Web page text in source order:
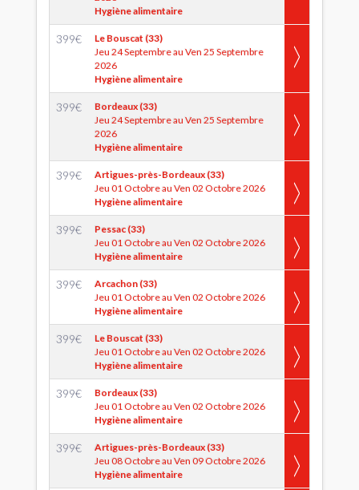
Hygiène alimentaire
399€
Le Bouscat (33)
Jeu 24 Septembre au Ven 25 Septembre
2026
Hygiène alimentaire
399€
Bordeaux (33)
Jeu 24 Septembre au Ven 25 Septembre
2026
Hygiène alimentaire
399€
Artigues-près-Bordeaux (33)
Jeu 01 Octobre au Ven 02 Octobre 2026
Hygiène alimentaire
399€
Pessac (33)
Jeu 01 Octobre au Ven 02 Octobre 2026
Hygiène alimentaire
399€
Arcachon (33)
Jeu 01 Octobre au Ven 02 Octobre 2026
Hygiène alimentaire
399€
Le Bouscat (33)
Jeu 01 Octobre au Ven 02 Octobre 2026
Hygiène alimentaire
399€
Bordeaux (33)
Jeu 01 Octobre au Ven 02 Octobre 2026
Hygiène alimentaire
399€
Artigues-près-Bordeaux (33)
Jeu 08 Octobre au Ven 09 Octobre 2026
Hygiène alimentaire